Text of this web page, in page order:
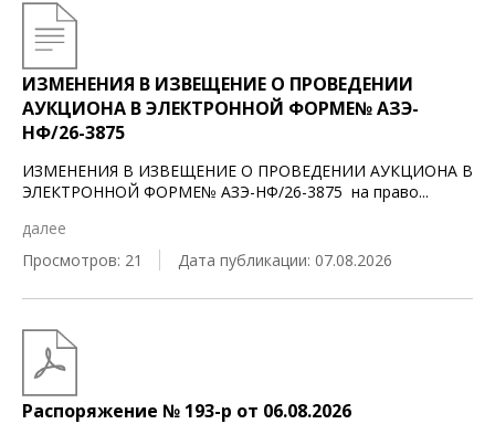
ИЗМЕНЕНИЯ В ИЗВЕЩЕНИЕ О ПРОВЕДЕНИИ
АУКЦИОНА В ЭЛЕКТРОННОЙ ФОРМЕ№ АЗЭ-
НФ/26-3875
ИЗМЕНЕНИЯ В ИЗВЕЩЕНИЕ О ПРОВЕДЕНИИ АУКЦИОНА В
ЭЛЕКТРОННОЙ ФОРМЕ№ АЗЭ-НФ/26-3875 на право...
далее
Просмотров: 21
Дата публикации: 07.08.2026
Распоряжение № 193-р от 06.08.2026